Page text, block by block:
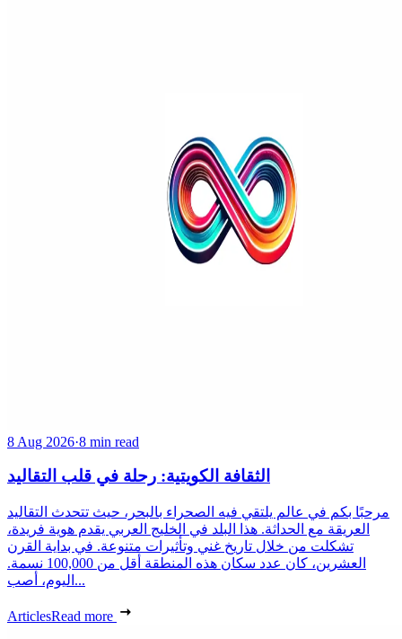
8 Aug 2026·8 min read
الثقافة الكويتية: رحلة في قلب التقاليد
مرحبًا بكم في عالم يلتقي فيه الصحراء بالبحر، حيث تتحدث التقاليد
العريقة مع الحداثة. هذا البلد في الخليج العربي يقدم هوية فريدة،
تشكلت من خلال تاريخ غني وتأثيرات متنوعة. في بداية القرن
العشرين، كان عدد سكان هذه المنطقة أقل من 100,000 نسمة.
اليوم، أصب...
ArticlesRead more